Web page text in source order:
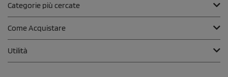
Categorie più cercate
Come Acquistare
Utilità